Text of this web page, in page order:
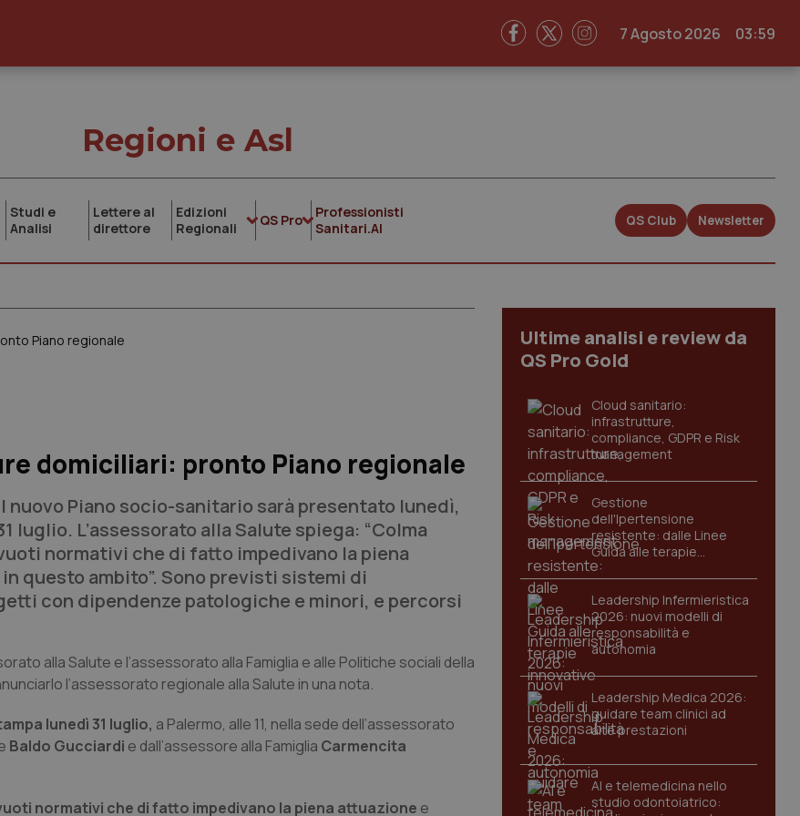
7 Agosto 2026 03:59
Regioni e Asl
Studi e
Analisi
Lettere al
direttore
Edizioni
Regionali
QS Pro
Professionisti
Sanitari.AI
QS Club Newsletter
Piano regionale
domiciliari: pronto Piano regionale
nuovo Piano socio-sanitario sarà presentato lunedì,
luglio. L’assessorato alla Salute spiega: “Colma
normativi che di fatto impedivano la piena
questo ambito”. Sono previsti sistemi di
con dipendenze patologiche e minori, e percorsi
alla Salute e l’assessorato alla Famiglia e alle Politiche sociali della
l’assessorato regionale alla Salute in una nota.
lunedì 31 luglio, a Palermo, alle 11, nella sede dell’assessorato
Baldo Gucciardi e dall’assessore alla Famiglia Carmencita
normativi che di fatto impedivano la piena attuazione e
Ultime analisi e review da
QS Pro Gold
Cloud sanitario:
infrastrutture,
compliance, GDPR e Risk
management
Gestione
dell'Ipertensione
resistente: dalle Linee
Guida alle terapie
innovative
Leadership Infermieristica
2026: nuovi modelli di
responsabilità e
autonomia
Leadership Medica 2026:
guidare team clinici ad
alte prestazioni
AI e telemedicina nello
studio odontoiatrico: